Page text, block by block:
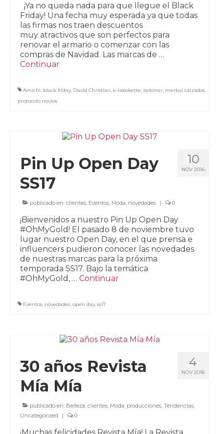
¡Ya no queda nada para que llegue el Black
Friday! Una fecha muy esperada ya que todas
las firmas nos traen descuentos
muy atractivos que son perfectos para
renovar el armario o comenzar con las
compras de Navidad. Las marcas de …
Continuar
Amichi, black friday, David Christian, e-lakokette, isotoner, merkal calzados,
protocolo novios
10
NOV 2016
Pin Up Open Day
SS17
publicado en: clientes Eventos Moda novedades | 0
¡Bienvenidos a nuestro Pin Up Open Day
#OhMyGold! El pasado 8 de noviembre tuvo
lugar nuestro Open Day, en el que prensa e
influencers pudieron conocer las novedades
de nuestras marcas para la próxima
temporada SS17. Bajo la temática
#OhMyGold, … Continuar
Eventos novedades open day, ss17
4
NOV 2016
30 años Revista
Mía Mía
publicado en: Belleza, clientes, Moda, producciones, Tendencias,
Uncategorized
| 0